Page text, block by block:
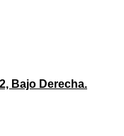
Bajo Derecha.